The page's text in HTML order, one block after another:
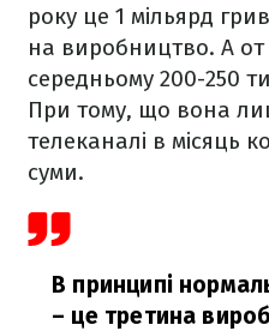
року це 1 мільярд
на виробництво. А от
середньому 200-250
При тому, що вона
телеканалі в місяць
суми.
В принципі
– це третина